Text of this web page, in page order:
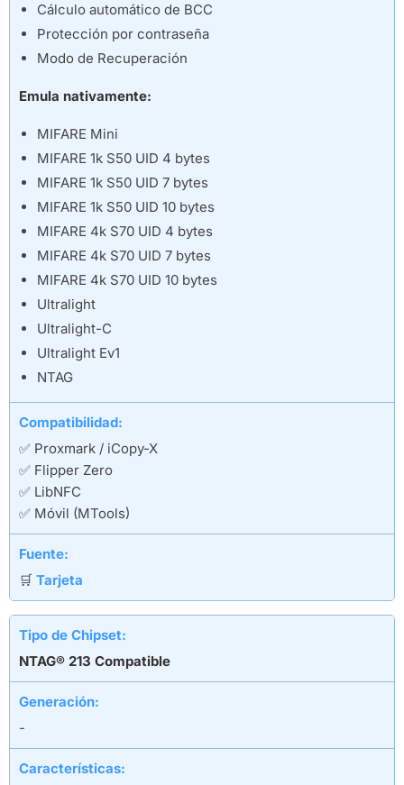
Cálculo automático de BCC
Protección por contraseña
Modo de Recuperación
Emula nativamente:
MIFARE Mini
MIFARE 1k S50 UID 4 bytes
MIFARE 1k S50 UID 7 bytes
MIFARE 1k S50 UID 10 bytes
MIFARE 4k S70 UID 4 bytes
MIFARE 4k S70 UID 7 bytes
MIFARE 4k S70 UID 10 bytes
Ultralight
Ultralight-C
Ultralight Ev1
NTAG
Compatibilidad:
✅ Proxmark / iCopy-X
✅ Flipper Zero
✅ LibNFC
✅ Móvil (MTools)
Fuente:
🛒 Tarjeta
Tipo de Chipset:
NTAG® 213 Compatible
Generación:
-
Características: